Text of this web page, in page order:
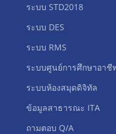
ระบบ STD2018
ระบบ DES
ระบบ RMS
ระบบศูนย์การศึกษาอาชี
ระบบห้องสมุดดิจิทัล
ข้อมูลสาธารณะ ITA
ถามตอบ Q/A